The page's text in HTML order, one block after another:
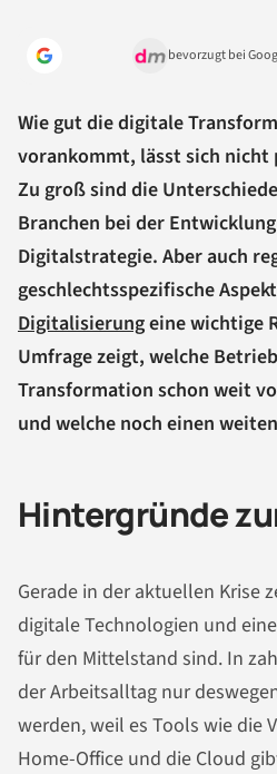
bevorzugt bei
Wie gut die digitale
vorankommt, lässt sich nicht
Zu groß sind die
Branchen bei der
Digitalstrategie. Aber auch
geschlechtsspezifische
Digitalisierungeine wichtige
Umfrage zeigt, welche
Transformation schon weit
und welche noch einen
Hintergründe
Gerade in der aktuellen Krise
digitale Technologien und
für den Mittelstand sind. In
der Arbeitsalltag nur
werden, weil es Tools wie die
Home-Office und die Cloud